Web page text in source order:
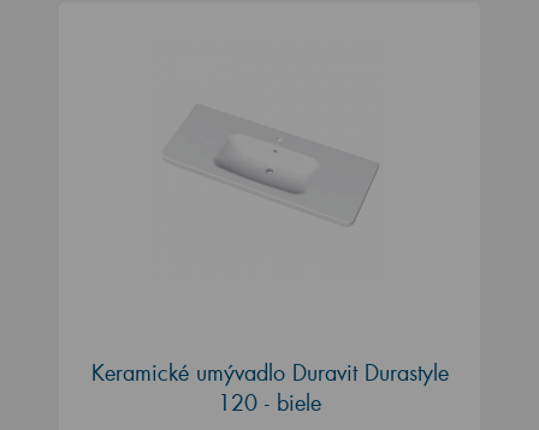
Keramické umývadlo Duravit Durastyle
120 - biele